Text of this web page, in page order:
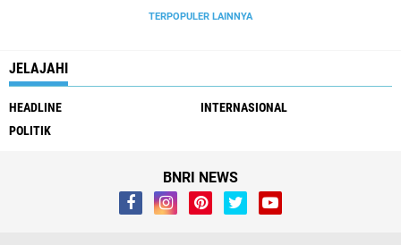
TERPOPULER LAINNYA
JELAJAHI
HEADLINE
INTERNASIONAL
POLITIK
BNRI NEWS